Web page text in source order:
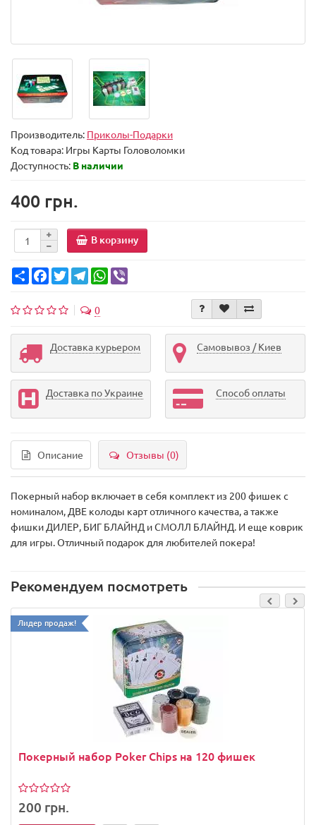
Производитель: Приколы-Подарки
Код товара: Игры Карты Головоломки
Доступность: В наличии
400 грн.
В корзину
Share FacebookTwitterTelegramWhatsApp
0
Доставка курьером Самовывоз / Киев
Доставка по Украине Способ оплаты
Описание Отзывы (0)
Покерный набор включает в себя комплект из 200 фишек с
номиналом, ДВЕ колоды карт отличного качества, а также
фишки ДИЛЕР, БИГ БЛАЙНД и СМОЛЛ БЛАЙНД. И еще коврик
для игры. Отличный подарок для любителей покера!
Рекомендуем посмотреть
Лидер продаж!
Покерный набор Poker Chips на 120 фишек
200 грн.